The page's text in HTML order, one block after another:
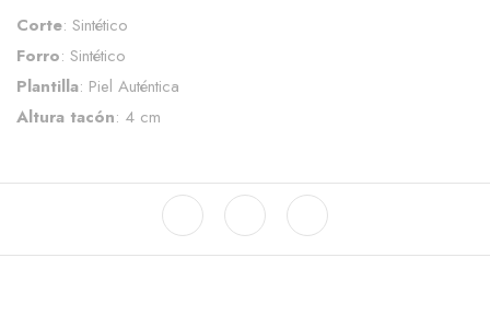
Corte: Sintético
Forro: Sintético
Plantilla: Piel Auténtica
Altura tacón: 4 cm